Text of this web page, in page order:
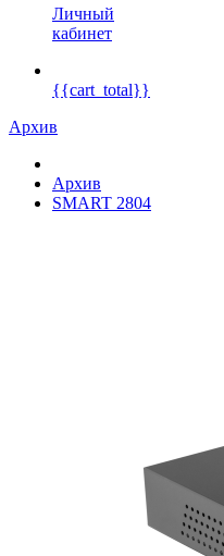
Личный
кабинет
{{cart_total}}
Архив
Архив
SMART 2804